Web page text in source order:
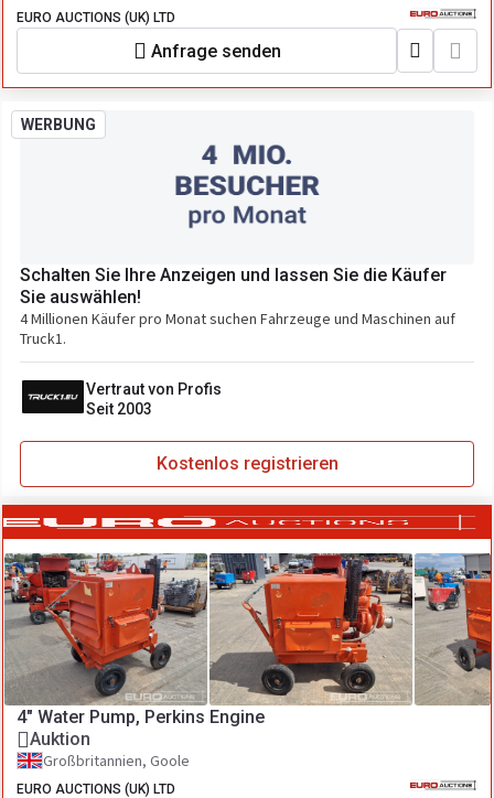
EURO AUCTIONS (UK) LTD
Anfrage senden
WERBUNG
Schalten Sie Ihre Anzeigen und lassen Sie die Käufer
Sie auswählen!
4 Millionen Käufer pro Monat suchen Fahrzeuge und Maschinen auf
Truck1.
Vertraut von Profis
Seit 2003
Kostenlos registrieren
4" Water Pump, Perkins Engine
Auktion
Großbritannien, Goole
EURO AUCTIONS (UK) LTD